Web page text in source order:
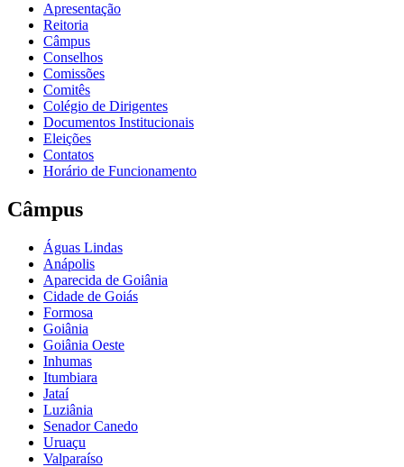
Apresentação
Reitoria
Câmpus
Conselhos
Comissões
Comitês
Colégio de Dirigentes
Documentos Institucionais
Eleições
Contatos
Horário de Funcionamento
Câmpus
Águas Lindas
Anápolis
Aparecida de Goiânia
Cidade de Goiás
Formosa
Goiânia
Goiânia Oeste
Inhumas
Itumbiara
Jataí
Luziânia
Senador Canedo
Uruaçu
Valparaíso